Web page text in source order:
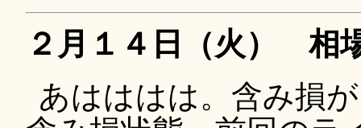
２月１４日（火） 相
あはははは。含み損